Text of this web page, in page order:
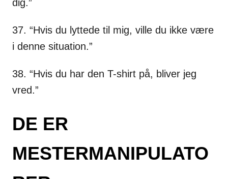
dig.”
37. “Hvis du lyttede til mig, ville du ikke være
i denne situation.”
38. “Hvis du har den T-shirt på, bliver jeg
vred.”
DE ER
MESTERMANIPULATO